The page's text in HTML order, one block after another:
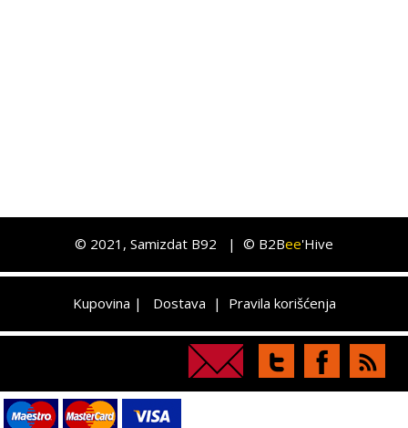
© 2021 , Samizdat B92 | © B2Bee'Hive
Kupovina | Dostava | Pravila korišćenja